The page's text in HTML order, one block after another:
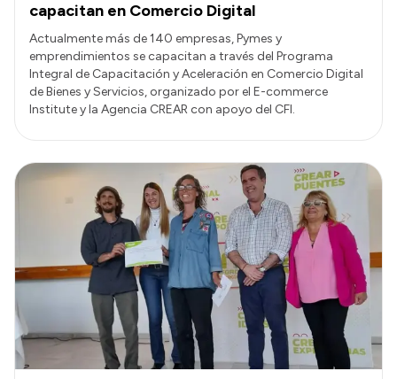
capacitan en Comercio Digital
Actualmente más de 140 empresas, Pymes y
emprendimientos se capacitan a través del Programa
Integral de Capacitación y Aceleración en Comercio Digital
de Bienes y Servicios, organizado por el E-commerce
Institute y la Agencia CREAR con apoyo del CFI.